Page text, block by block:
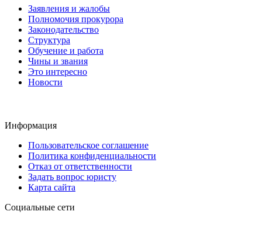
Заявления и жалобы
Полномочия прокурора
Законодательство
Структура
Обучение и работа
Чины и звания
Это интересно
Новости
Информация
Пользовательское соглашение
Политика конфиденциальности
Отказ от ответственности
Задать вопрос юристу
Карта сайта
Социальные сети